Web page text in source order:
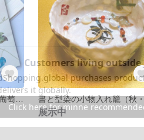
2023スケジュール帳（野葡萄・きなり）
展示中